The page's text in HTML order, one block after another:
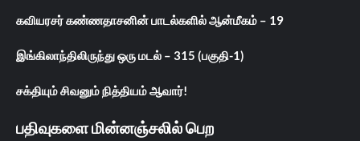
கவியரசர் கண்ணதாசனின் பாடல்களில் ஆன்மீகம் – 19
இங்கிலாந்திலிருந்து ஒரு மடல் – 315 (பகுதி-1)
சக்தியும் சிவனும் நித்தியம் ஆவார்!
பதிவுகளை மின்னஞ்சலில் பெற